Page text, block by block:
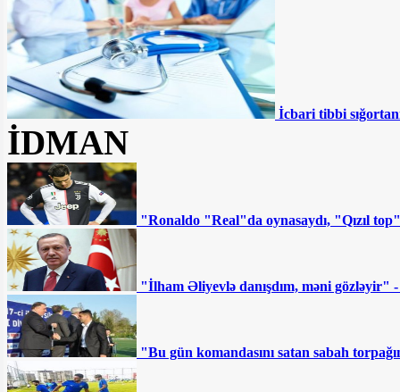
MSK Zahir Əzəmətin
şikayətini təmin etmədi – Namizəd
Apelyasiya Məhkəməsinə şikayət edəcək
“Müştərilər vəsaitlərinin
batmasından qorxurlar” - Fazil
Məmmədovun bankında nələr baş verir?
DYP-nin ləğvi tələb olunur:
Ya da sistem kökündən dəyişsin
Ermənistanın sabiq “baş
çekistinin” ölümü: Paşinyan hədəfə alınıb
- ŞƏRH
“Sovetski”də 8 milyona
torpaq satılır - Fotofakt
İcbari tibbi
İDMAN
"Ronaldo "Real"da oynasaydı, "Qızıl
"İlham Əliyevlə danışdım, məni
"Bu gün komandasını satan sabah